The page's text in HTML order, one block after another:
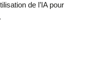
de l’IA pour